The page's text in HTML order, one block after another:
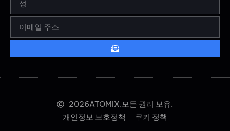
2026ATOMIX.모든 권리 보유.
개인정보 보호정책 ｜ 쿠키 정책